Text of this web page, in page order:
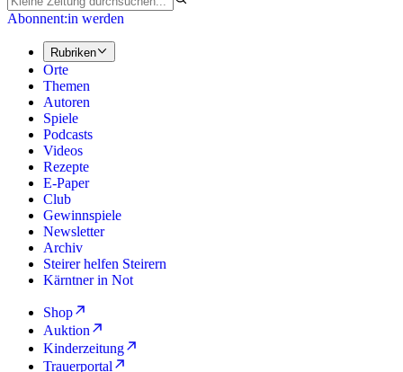
Abonnent:in werden
Rubriken
Orte
Themen
Autoren
Spiele
Podcasts
Videos
Rezepte
E-Paper
Club
Gewinnspiele
Newsletter
Archiv
Steirer helfen Steirern
Kärntner in Not
Shop
Auktion
Kinderzeitung
Trauerportal